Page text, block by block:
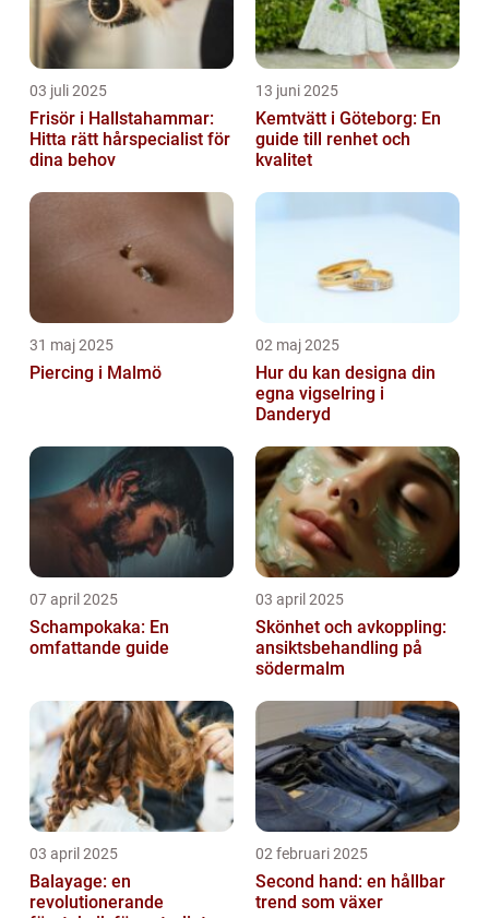
03 juli 2025
Frisör i Hallstahammar:
Hitta rätt hårspecialist för
dina behov
13 juni 2025
Kemtvätt i Göteborg: En
guide till renhet och
kvalitet
31 maj 2025
Piercing i Malmö
02 maj 2025
Hur du kan designa din
egna vigselring i
Danderyd
07 april 2025
Schampokaka: En
omfattande guide
03 april 2025
Skönhet och avkoppling:
ansiktsbehandling på
södermalm
03 april 2025
Balayage: en
revolutionerande
02 februari 2025
Second hand: en hållbar
trend som växer